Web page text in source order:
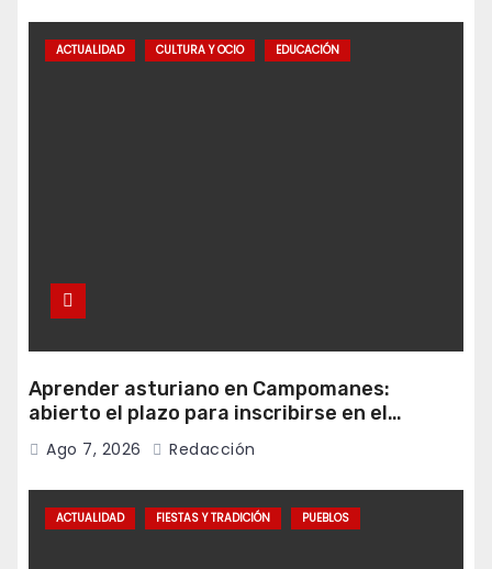
ACTUALIDAD CULTURA Y OCIO EDUCACIÓN
Aprender asturiano en Campomanes:
abierto el plazo para inscribirse en el
programa Falamos
Ago 7, 2026 Redacción
ACTUALIDAD FIESTAS Y TRADICIÓN PUEBLOS